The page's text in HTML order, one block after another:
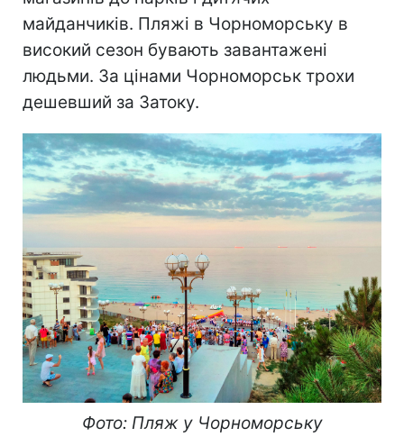
майданчиків. Пляжі в Чорноморську в
високий сезон бувають завантажені
людьми. За цінами Чорноморськ трохи
дешевший за Затоку.
Фото: Пляж у Чорноморську